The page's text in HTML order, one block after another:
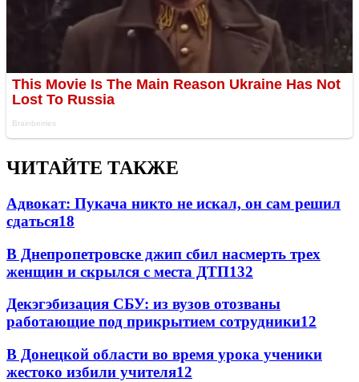
ЧИТАЙТЕ ТАКЖЕ
Адвокат: Пукача никто не искал, он сам решил
сдаться18
В Днепропетровске джип сбил насмерть трех
женщин и скрылся с места ДТП132
Декэгэбизация СБУ: из вузов отозваны
работающие под прикрытием сотрудники12
В Донецкой области во время урока ученики
жестоко избили учителя12